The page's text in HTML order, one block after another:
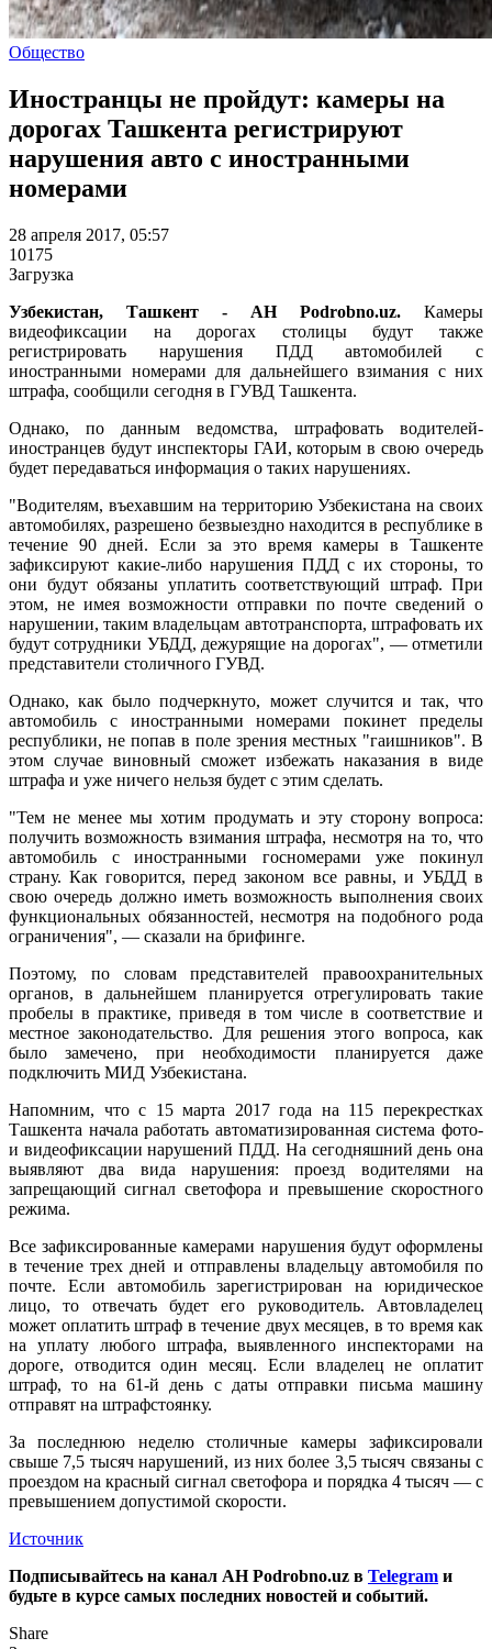
Общество
Иностранцы не пройдут: камеры на
дорогах Ташкента регистрируют
нарушения авто с иностранными
номерами
28 апреля 2017, 05:57
10175
Загрузка
Узбекистан, Ташкент - АН Podrobno.uz. Камеры
видеофиксации на дорогах столицы будут также
регистрировать нарушения ПДД автомобилей с
иностранными номерами для дальнейшего взимания с них
штрафа, сообщили сегодня в ГУВД Ташкента.
Однако, по данным ведомства, штрафовать водителей-
иностранцев будут инспекторы ГАИ, которым в свою очередь
будет передаваться информация о таких нарушениях.
"Водителям, въехавшим на территорию Узбекистана на своих
автомобилях, разрешено безвыездно находится в республике в
течение 90 дней. Если за это время камеры в Ташкенте
зафиксируют какие-либо нарушения ПДД с их стороны, то
они будут обязаны уплатить соответствующий штраф. При
этом, не имея возможности отправки по почте сведений о
нарушении, таким владельцам автотранспорта, штрафовать их
будут сотрудники УБДД, дежурящие на дорогах", — отметили
представители столичного ГУВД.
Однако, как было подчеркнуто, может случится и так, что
автомобиль с иностранными номерами покинет пределы
республики, не попав в поле зрения местных "гаишников". В
этом случае виновный сможет избежать наказания в виде
штрафа и уже ничего нельзя будет с этим сделать.
"Тем не менее мы хотим продумать и эту сторону вопроса:
получить возможность взимания штрафа, несмотря на то, что
автомобиль с иностранными госномерами уже покинул
страну. Как говорится, перед законом все равны, и УБДД в
свою очередь должно иметь возможность выполнения своих
функциональных обязанностей, несмотря на подобного рода
ограничения", — сказали на брифинге.
Поэтому, по словам представителей правоохранительных
органов, в дальнейшем планируется отрегулировать такие
пробелы в практике, приведя в том числе в соответствие и
местное законодательство. Для решения этого вопроса, как
было замечено, при необходимости планируется даже
подключить МИД Узбекистана.
Напомним, что с 15 марта 2017 года на 115 перекрестках
Ташкента начала работать автоматизированная система фото-
и видеофиксации нарушений ПДД. На сегодняшний день она
выявляют два вида нарушения: проезд водителями на
запрещающий сигнал светофора и превышение скоростного
режима.
Все зафиксированные камерами нарушения будут оформлены
в течение трех дней и отправлены владельцу автомобиля по
почте. Если автомобиль зарегистрирован на юридическое
лицо, то отвечать будет его руководитель. Автовладелец
может оплатить штраф в течение двух месяцев, в то время как
на уплату любого штрафа, выявленного инспекторами на
дороге, отводится один месяц. Если владелец не оплатит
штраф, то на 61-й день с даты отправки письма машину
отправят на штрафстоянку.
За последнюю неделю столичные камеры зафиксировали
свыше 7,5 тысяч нарушений, из них более 3,5 тысяч связаны с
проездом на красный сигнал светофора и порядка 4 тысяч — с
превышением допустимой скорости.
Источник
Подписывайтесь на канал АН Podrobno.uz в Telegram и
будьте в курсе самых последних новостей и событий.
Share